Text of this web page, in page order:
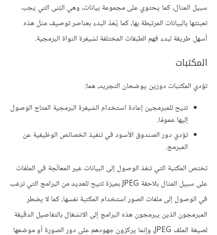
سبيل المثال، كما يحتوي على مجموعة بيانات، وهي البُنى التي يجب
تعبئتها بالبيانات المرتبطة بها، كما يُعَدّ البدء بعناصر توصيف مثل هذه
أسهل طريقة لبدء فهم الطبقات المختلفة لشيفرة النواة البرمجية.
المكتبات
تؤدي المكتبات دورَين يوضحان التجريد، هما:
تتيح للمبرمجين إعادة استخدام الشيفرة البرمجية المتاح الوصول
إليها عمومًا.
تؤدي دور الصندوق الأسود في تنفيذ الخصائص الوظيفية عن
المبرمج.
تختص المكتبة التي تنفذ الوصول إلى البيانات غير المعالَجة في الملفات
على سبيل المثال بلاحقة JPEG بميزة تتيح للعديد من البرامج التي ترغب
في الوصول إلى ملفات الصور استخدام المكتبة نفسها، كما لا يضطر
المبرمجون الذين يبرمجون هذه البرامج إلى الانشغال بالتفاصيل الدقيقة
لصيغة الملف JPEG، وإنما يركزون جهودهم على دور الصورة أو موضعها